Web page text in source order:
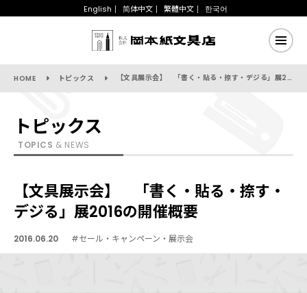
English 简体中文 繁體中文 한국어
HOME トピックス 【文具展示会】 「書く・貼る・捺す・デジる」展2016の開催概要
トピックス
TOPICS & NEWS
【文具展示会】 「書く・貼る・捺す・
デジる」展2016の開催概要
2016.06.20 #セール・キャンペーン・展示会